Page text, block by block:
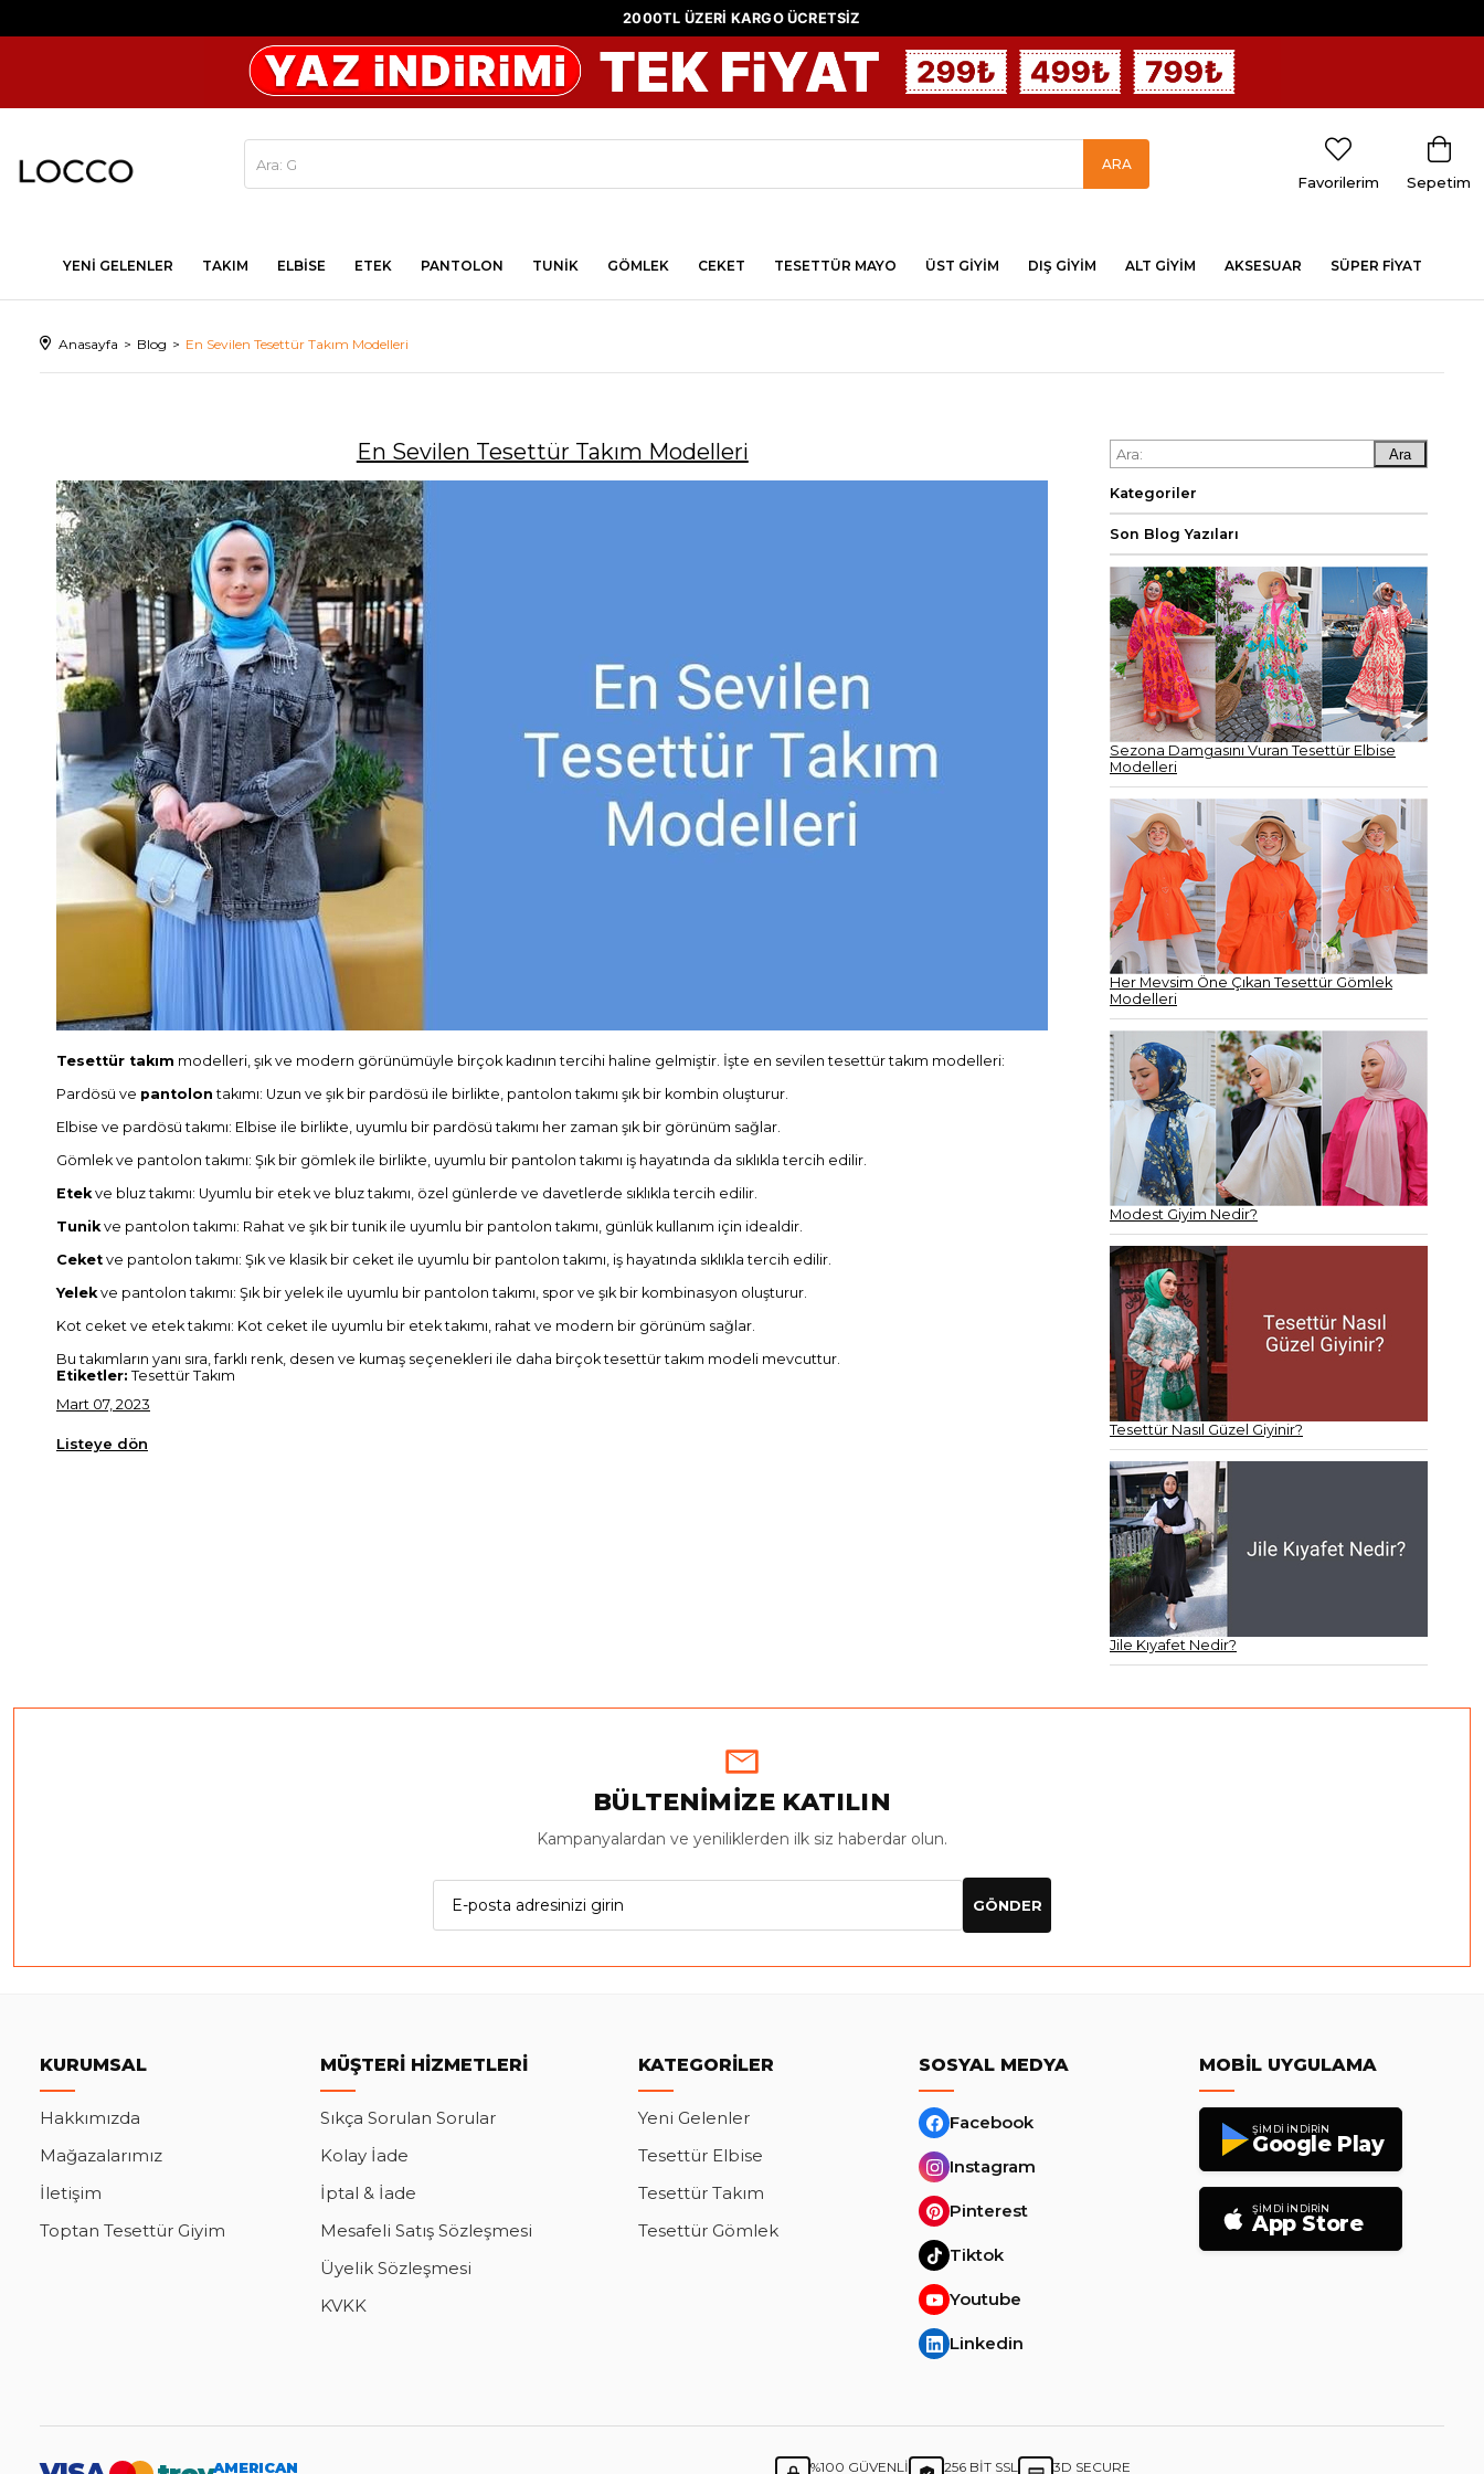
2000TL ÜZERİ KARGO ÜCRETSİZ
Sepetim
Favorilerim
YENİ GELENLER TAKIM ELBİSE ETEK PANTOLON TUNİK GÖMLEK CEKET TESETTÜR MAYO ÜST GİYİM DIŞ GİYİM ALT GİYİM AKSESUAR SÜPER FİYAT
Anasayfa Blog En Sevilen Tesettür Takım Modelleri
En Sevilen Tesettür Takım Modelleri
Tesettür takım modelleri, şık ve modern görünümüyle birçok kadının tercihi haline gelmiştir. İşte en sevilen tesettür takım modelleri:
Pardösü ve pantolon takımı: Uzun ve şık bir pardösü ile birlikte, pantolon takımı şık bir kombin oluşturur.
Elbise ve pardösü takımı: Elbise ile birlikte, uyumlu bir pardösü takımı her zaman şık bir görünüm sağlar.
Gömlek ve pantolon takımı: Şık bir gömlek ile birlikte, uyumlu bir pantolon takımı iş hayatında da sıklıkla tercih edilir.
Etekve bluz takımı: Uyumlu bir etek ve bluz takımı, özel günlerde ve davetlerde sıklıkla tercih edilir.
Tunikve pantolon takımı: Rahat ve şık bir tunik ile uyumlu bir pantolon takımı, günlük kullanım için idealdir.
Ceket ve pantolon takımı: Şık ve klasik bir ceket ile uyumlu bir pantolon takımı, iş hayatında sıklıkla tercih edilir.
Yelekve pantolon takımı: Şık bir yelek ile uyumlu bir pantolon takımı, spor ve şık bir kombinasyon oluşturur.
Kot ceket ve etek takımı: Kot ceket ile uyumlu bir etek takımı, rahat ve modern bir görünüm sağlar.
Bu takımların yanı sıra, farklı renk, desen ve kumaş seçenekleri ile daha birçok tesettür takım modeli mevcuttur.
Etiketler: Tesettür Takım
Mart 07, 2023
Listeye dön
Ara
Kategoriler
Son Blog Yazıları
Sezona Damgasını Vuran Tesettür Elbise
Modelleri
Her Mevsim Öne Çıkan Tesettür Gömlek
Modelleri
Modest Giyim Nedir?
Tesettür Nasıl Güzel Giyinir?
Jile Kıyafet Nedir?
BÜLTENİMİZE KATILIN
Kampanyalardan ve yeniliklerden ilk siz haberdar olun.
GÖNDER
KURUMSAL
Hakkımızda
Mağazalarımız
İletişim
Toptan Tesettür Giyim
MÜŞTERI HIZMETLERI
Sıkça Sorulan Sorular
Kolay İade
İptal & İade
Mesafeli Satış Sözleşmesi
Üyelik Sözleşmesi
KVKK
KATEGORILER
Yeni Gelenler
Tesettür Elbise
Tesettür Takım
Tesettür Gömlek
SOSYAL MEDYA
Facebook
Instagram
Pinterest
Tiktok
Youtube
Linkedin
MOBIL UYGULAMA
ŞIMDI İNDIRIN
Google Play
ŞIMDI İNDIRIN
App Store
AMERICAN
%100 GÜVENLI
256 BIT SSL
3D SECURE